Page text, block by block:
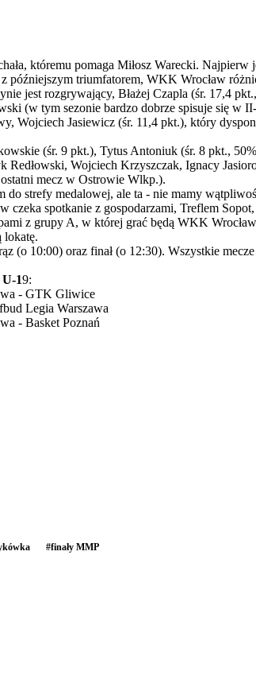
któremu pomaga Miłosz Warecki.
późniejszym triumfatorem, WKK Wrocław
jest rozgrywający, Błażej Czapla (śr. 17,4
(w tym sezonie bardzo dobrze spisuje się w
Wojciech Jasiewicz (śr. 11,4 pkt.), który
(śr. 9 pkt.), Tytus Antoniuk (śr. 8 pkt.,
Redłowski, Wojciech Krzyszczak, Ignacy
mecz w Ostrowie Wlkp.).
do strefy medalowej, ale ta - nie mamy
spotkanie z gospodarzami, Treflem
z grupy A, w której grać będą WKK
lokatę.
(o 10:00) oraz finał (o 12:30). Wszystkie
19:
- GTK Gliwice
Legia Warszawa
- Basket Poznań
#finały MMP